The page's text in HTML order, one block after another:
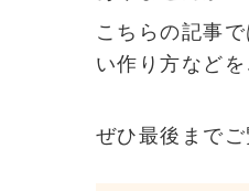
こちらの記事
い作り方などを
ぜひ最後まで